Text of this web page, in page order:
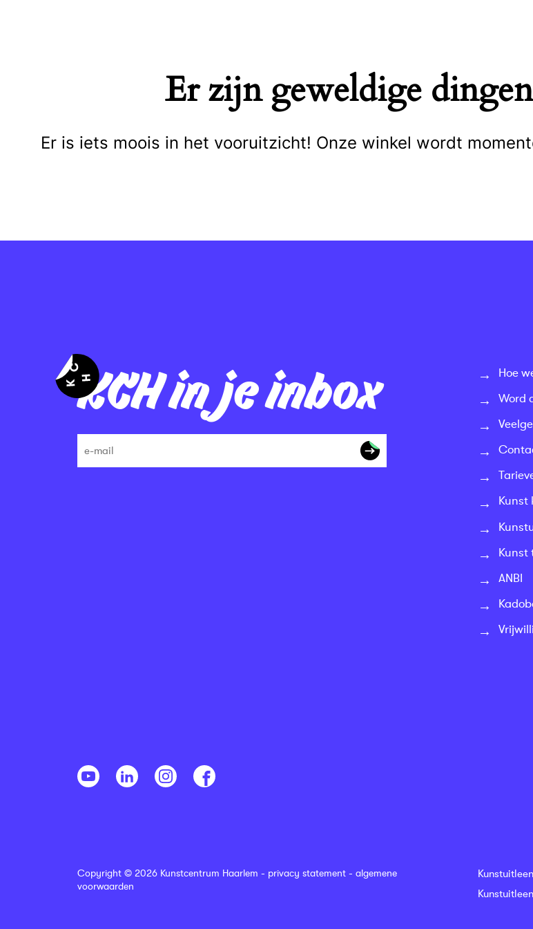
Er zijn geweldige
Er is iets moois in het vooruitzicht! Onze winkel wordt
KCH in je inbox
Hoe
Word
Kunst
Kunst
ANBI
Copyright © 2026 Kunstcentrum Haarlem - privacy statement - algemene
voorwaarden